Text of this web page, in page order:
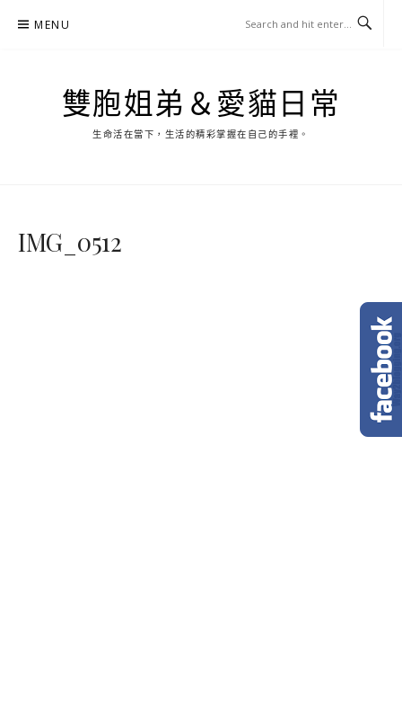
MENU
雙胞姐弟＆愛貓日常
生命活在當下，生活的精彩掌握在自己的手裡。
IMG_0512